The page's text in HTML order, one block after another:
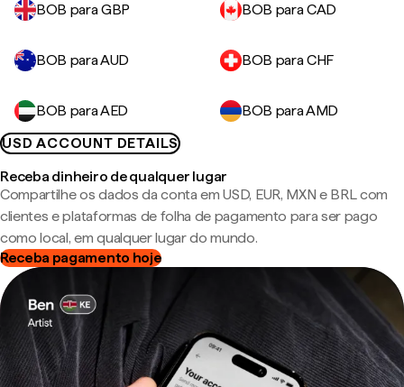
BOB para GBP BOB para CAD
BOB para AUD BOB para CHF
BOB para AED
BOB para AMD
USD ACCOUNT DETAILS
Receba dinheiro de qualquer lugar
Compartilhe os dados da conta em USD, EUR, MXN e BRL com
clientes e plataformas de folha de pagamento para ser pago
como local, em qualquer lugar do mundo.
Receba pagamento hoje